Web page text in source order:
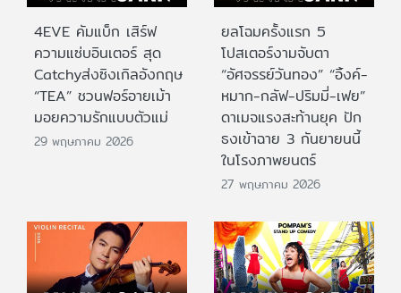
4EVE คัมแบ็ก เสิร์ฟ
ความแซ่บอินเตอร์ สุด
Catchyส่งซิงเกิลอังกฤษ
“TEA” ชวนฟอร์อายเม้า
มอยความรักแบบตัวแม่
29 พฤษภาคม 2026
ยลโฉมครั้งแรก 5
โปสเตอร์งามจับตา
“อัศจรรย์วันทอง” “อิ้งค์-
หมาก-กลัฟ-ปริมมี่-เฟย”
ดาเมจแรงสะท้านยุค ปัก
ธงเข้าฉาย 3 กันยายนนี้
ในโรงภาพยนตร์
27 พฤษภาคม 2026